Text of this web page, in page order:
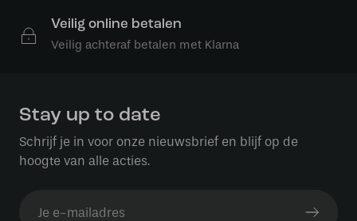
Veilig online betalen
Veilig achteraf betalen met Klarna
Stay up to date
Schrijf je in voor onze nieuwsbrief en blijf op de
hoogte van alle acties.